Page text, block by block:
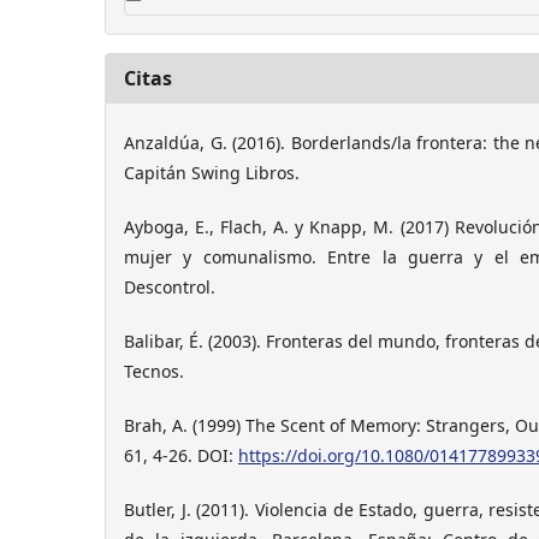
Citas
Anzaldúa, G. (2016). Borderlands/la frontera: the
Capitán Swing Libros.
Ayboga, E., Flach, A. y Knapp, M. (2017)
mujer y comunalismo. Entre la guerra y el
Descontrol.
Balibar, É. (2003). Fronteras del mundo, fronteras
Tecnos.
Brah, A. (1999) The Scent of Memory: Strangers,
61, 4-26. DOI: https://doi.org/10.1080/
Butler, J. (2011). Violencia de Estado, guerra,